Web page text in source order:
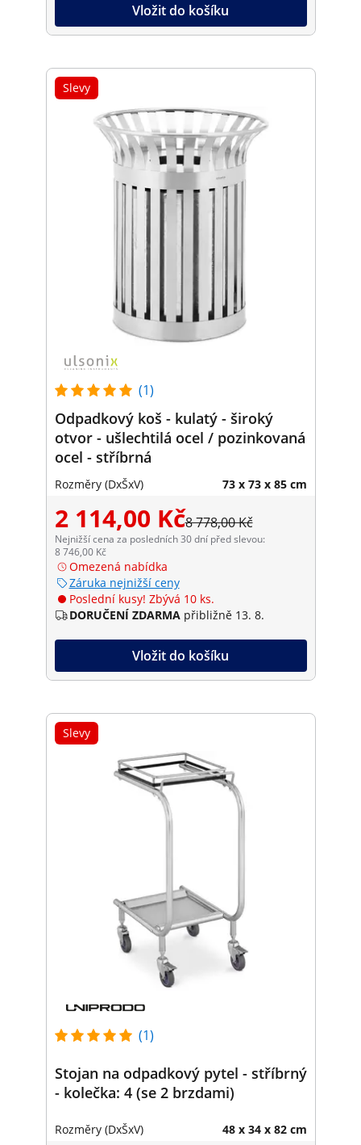
Vložit do košíku
Slevy
(1)
Odpadkový koš - kulatý - široký
otvor - ušlechtilá ocel / pozinkovaná
ocel - stříbrná
Rozměry (DxŠxV) 73 x 73 x 85 cm
2 114,00 Kč8 778,00 Kč
Nejnižší cena za posledních 30 dní před slevou:
8 746,00 Kč
Omezená nabídka
Záruka nejnižší ceny
Poslední kusy! Zbývá 10 ks.
DORUČENÍ ZDARMA přibližně 13. 8.
Vložit do košíku
Slevy
(1)
Stojan na odpadkový pytel - stříbrný
- kolečka: 4 (se 2 brzdami)
Rozměry (DxŠxV) 48 x 34 x 82 cm